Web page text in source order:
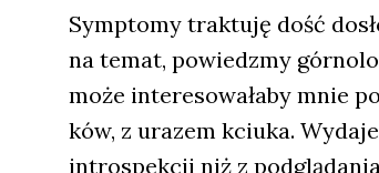
Symp­to­my trak­tu­ję dość
na temat, powiedz­my
może inte­re­so­wa­ła­by mnie
ków, z ura­zem kciu­ka.
intro­spek­cji niż z